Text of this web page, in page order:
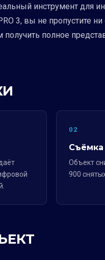
инструмент для
3, вы не пропустите
получить полное
02
Съёмка
Объект
900